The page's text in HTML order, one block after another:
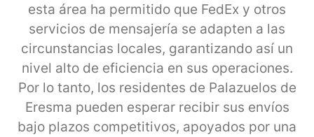
esta área ha permitido que FedEx y otros
servicios de mensajería se adapten a las
circunstancias locales, garantizando así un
nivel alto de eficiencia en sus operaciones.
Por lo tanto, los residentes de Palazuelos de
Eresma pueden esperar recibir sus envíos
bajo plazos competitivos, apoyados por una